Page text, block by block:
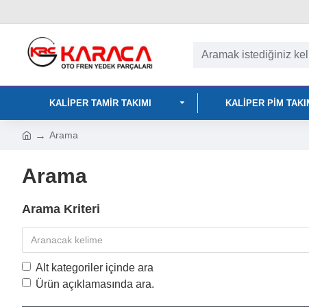
KALIPER TAMIR TAKIMI KALIPER PIM
Arama
Arama
Arama Kriteri
Alt kategoriler içinde ara
Ürün açıklamasında ara.